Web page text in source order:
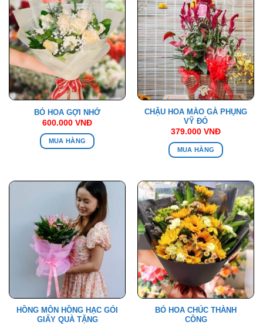
BÓ HOA GỢI NHỚ
600.000 VNĐ
MUA HÀNG
CHẬU HOA MÀO GÀ PHỤNG
VỸ ĐỎ
379.000 VNĐ
MUA HÀNG
HỒNG MÔN HỒNG HẠC GÓI
GIẤY QUÀ TẶNG
BÓ HOA CHÚC THÀNH
CÔNG